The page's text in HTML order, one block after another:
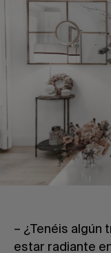
– ¿Tenéis
estar radiante